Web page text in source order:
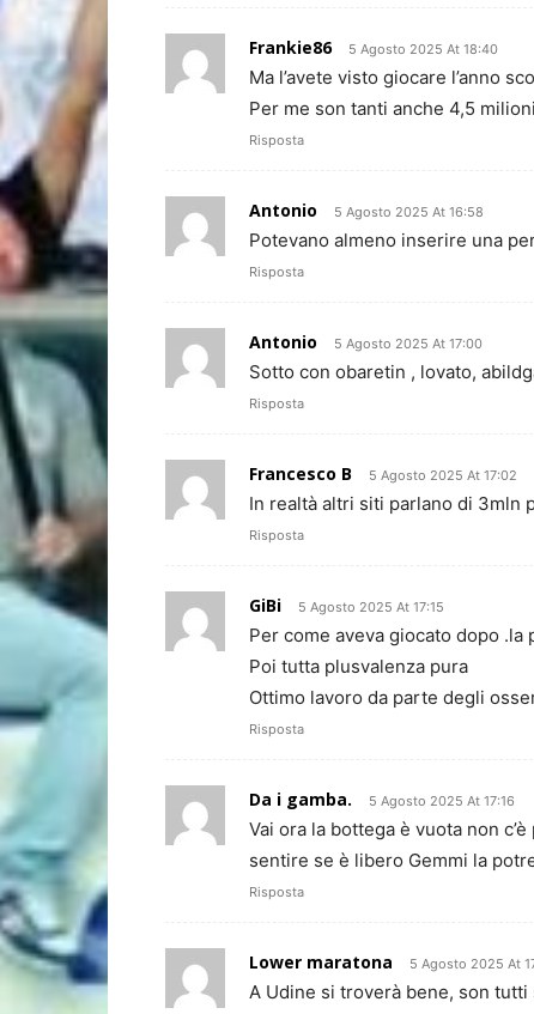
Frankie86 5 Agosto 2025 At 18:40
Ma l’avete visto giocare l’anno
Per me son tanti anche 4,5 milioni
Risposta
Antonio 5 Agosto 2025 At 16:58
Potevano almeno inserire una
Risposta
Antonio 5 Agosto 2025 At 17:00
Sotto con obaretin , lovato,
Risposta
Francesco B 5 Agosto 2025 At 17:02
In realtà altri siti parlano di 3mln
Risposta
GiBi 5 Agosto 2025 At 17:15
Per come aveva giocato dopo
Poi tutta plusvalenza pura
Ottimo lavoro da parte degli
Risposta
Da i gamba. 5 Agosto 2025 At 17:16
Vai ora la bottega è vuota non
sentire se è libero Gemmi la
Risposta
Lower maratona 5 Agosto 2025 At
A Udine si troverà bene, son tutti